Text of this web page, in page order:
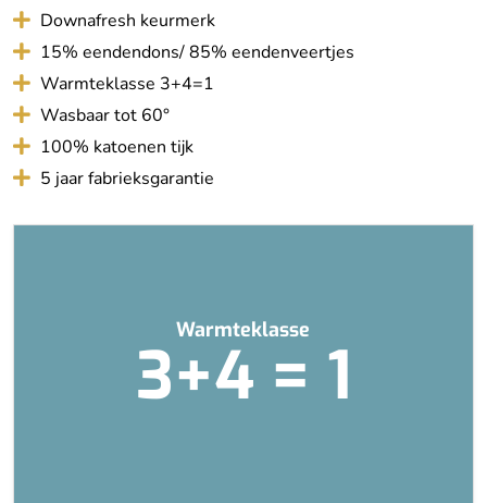
Downafresh keurmerk
15% eendendons/ 85% eendenveertjes
Warmteklasse 3+4=1
Wasbaar tot 60°
100% katoenen tijk
5 jaar fabrieksgarantie
Warmteklasse
3+4 = 1